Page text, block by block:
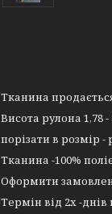
Тканина
Висота рулона 1,78
порізати в розмір -
Тканина -100%
Оформити
Термін від 2х -